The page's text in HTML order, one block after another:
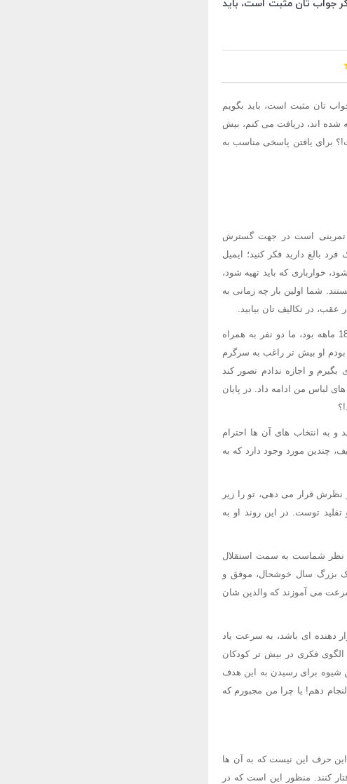
جواب تان مثبت است، باید
تان مثبت است، باید بگویم
شده اند، دریافت می کنم، بیش
برای یافتن پاسخی مناسب به
تمرینی است در جهت گسترش
بالغ دارید فکر کنید؛ ایمیل
خوارباری که باید تهیه شود،
شما اولین بار چه زمانی به
در تکالیف تان بیابید.
تکلیف نخستین موقعیتی است که به کودک فرصت داشتن تسلط می دهد. روزی، وقتی که پسرم 18 ماهه بود، ما دو نفر به همراه
او بیش تر راغب به سرگرم
و اجازه ندادم تصور کند
لباس من ادامه داد. در پایان
به انتخاب های آن ها احترام
چندین مورد وجود دارد که به
نظرش قرار می دهی، تو را زیر
توست. در این روند او به
نظر شماست به سمت استقلال
یک بزرگ سال خوشحال، موفق و
می آموزند که والدین شان
دهنده ای باشد، به سرعت یاد
الگوی فکری در بیش تر کودکان
شیوه برای رسیدن به این هدف
دهم! یا چرا من مجبورم که
حرف این نیست که به آن ها
کنند. منظور این است که در